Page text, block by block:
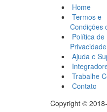
Home
Termos e
Condições
Política de
Privacidade
Ajuda e
Trabalhe
Contato
Copyright ©